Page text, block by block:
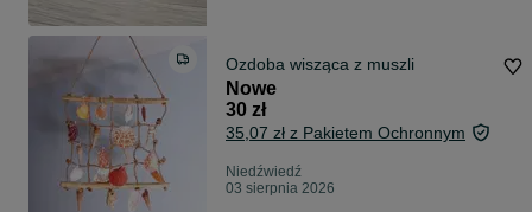
Ozdoba wisząca z muszli
Nowe
30 zł
35,07 zł z Pakietem Ochronnym
Niedźwiedź
03 sierpnia 2026